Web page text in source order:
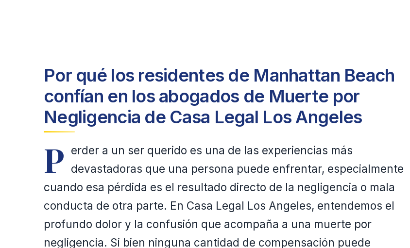
Por qué los residentes de Manhattan Beach
confían en los abogados de Muerte por
Negligencia de Casa Legal Los Angeles
P erder a un ser querido es una de las experiencias más
devastadoras que una persona puede enfrentar, especialmente
cuando esa pérdida es el resultado directo de la negligencia o mala
conducta de otra parte. En Casa Legal Los Angeles, entendemos el
profundo dolor y la confusión que acompaña a una muerte por
negligencia. Si bien ninguna cantidad de compensación puede